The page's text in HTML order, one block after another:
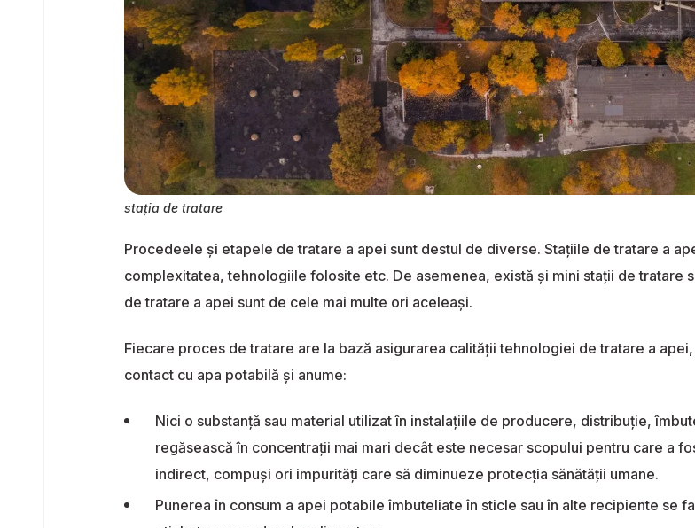
stația de tratare
Procedeele şi etapele de tratare a apei sunt destul de diverse. Staţiile de tratare a
complexitatea, tehnologiile folosite etc. De asemenea, există şi mini stații de
de tratare a apei sunt de cele mai multe ori aceleaşi.
Fiecare proces de tratare are la bază asigurarea calității tehnologiei de tratare a
contact cu apa potabilă și anume:
Nici o substanță sau material utilizat în instalațiile de producere, distribuție,
regăsească în concentrații mai mari decât este necesar scopului pentru care a
indirect, compuși ori impurități care să diminueze protecția sănătății umane.
Punerea în consum a apei potabile îmbuteliate în sticle sau în alte recipiente